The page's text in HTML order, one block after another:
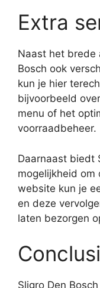
Extra
Naast het brede
Bosch ook
kun je hier
bijvoorbeeld
menu of het
voorraadbeheer.
Daarnaast biedt
mogelijkheid om
website kun je
en deze
laten bezorgen
Sligro Den